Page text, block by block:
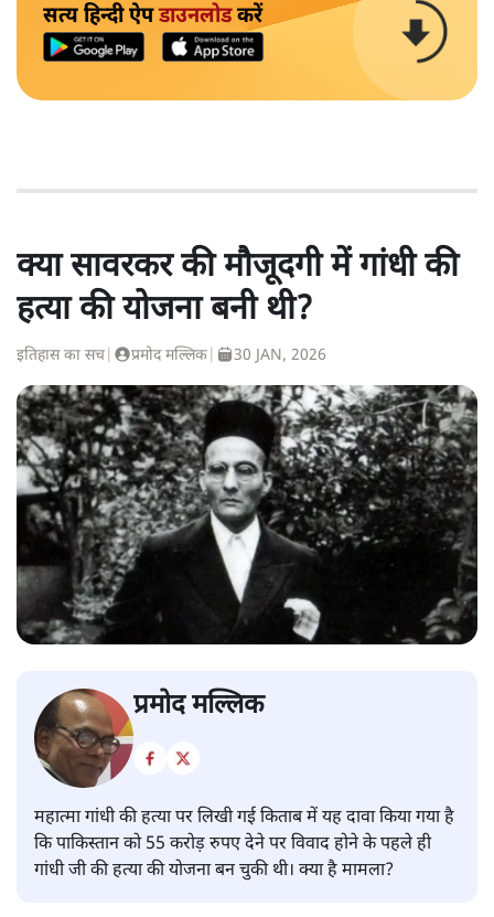
सत्य हिन्दी ऐपडाउनलोडकरें
क्या सावरकर की मौजूदगी में गांधी की
हत्या की योजना बनी थी?
इतिहास का सच प्रमोद मल्लिक 30 JAN, 2026
प्रमोद मल्लिक
महात्मा गांधी की हत्या पर लिखी गई किताब में यह दावा किया गया है
कि पाकिस्तान को 55 करोड़ रुपए देने पर विवाद होने के पहले ही
गांधी जी की हत्या की योजना बन चुकी थी। क्या है मामला?